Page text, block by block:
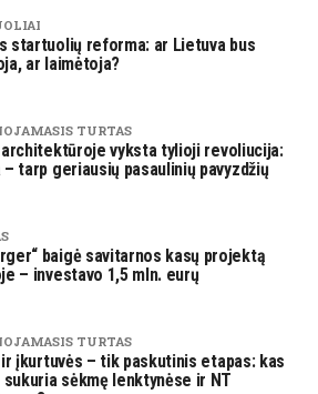
startuolių reforma: ar Lietuva bus
ar laimėtoja?
TURTAS
architektūroje vyksta tylioji revoliucija:
– tarp geriausių pasaulinių pavyzdžių
baigė savitarnos kasų projektą
– investavo 1,5 mln. eurų
TURTAS
ir įkurtuvės – tik paskutinis etapas: kas
sėkmę lenktynėse ir NT